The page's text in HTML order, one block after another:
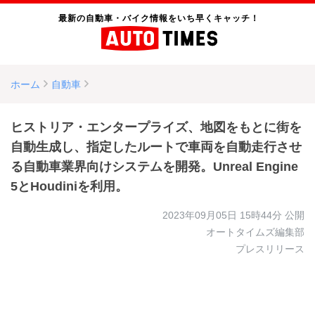
最新の自動車・バイク情報をいち早くキャッチ！
ホーム 自動車
ヒストリア・エンタープライズ、地図をもとに街を
自動生成し、指定したルートで車両を自動走行させ
る自動車業界向けシステムを開発。Unreal Engine
5とHoudiniを利用。
2023年09月05日 15時44分 公開
オートタイムズ編集部
プレスリリース